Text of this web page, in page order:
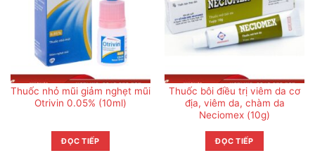
Thuốc nhỏ mũi giảm nghẹt mũi
Otrivin 0.05% (10ml)
ĐỌC TIẾP
Thuốc bôi điều trị viêm da cơ
địa, viêm da, chàm da
Neciomex (10g)
ĐỌC TIẾP